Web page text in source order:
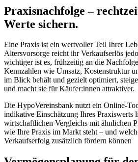
Praxisnachfolge –
Werte sichern.
Eine Praxis ist ein wertvoller Teil Ihrer
Altersvorsorge reicht ihr Verkaufserlös
wichtiger ist es, frühzeitig an die
Kennzahlen wie Umsatz, Kostenstruktur
im Blick behält und gezielt optimiert,
und macht sie für Käufer:innen attraktiver.
Die HypoVereinsbank nutzt ein Online-
indikative Einschätzung Ihres Praxiswerts
wirtschaftlichen Vergleichs mit ähnlichen
wie Ihre Praxis im Markt steht – und
Verkaufserfolg zusätzlich fördern können